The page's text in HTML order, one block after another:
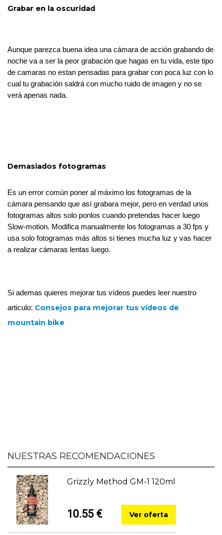
Grabar en la oscuridad
Aunque parezca buena idea una cámara de acción grabando de
noche va a ser la peor grabación que hagas en tu vida, este tipo
de camaras no estan pensadas para grabar con poca luz con lo
cual tu grabación saldrá con mucho ruido de imagen y no se
verá apenas nada.
Demasiados fotogramas
Es un error común poner al máximo los fotogramas de la
cámara pensando que así grabara mejor, pero en verdad unos
fotogramas altos solo ponlos cuando pretendas hacer luego
Slow-motion. Modifica manualmente los fotogramas a 30 fps y
usa solo fotogramas más altos si tienes mucha luz y vas hacer
a realizar cámaras lentas luego.
Si ademas quieres mejorar tus vídeos puedes leer nuestro
articulo: Consejos para mejorar tus vídeos de
mountain bike
NUESTRAS RECOMENDACIONES
Grizzly Method GM-1 120ml
10.55 € Ver oferta